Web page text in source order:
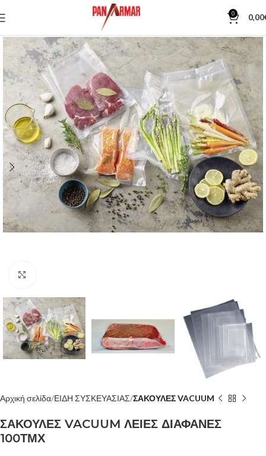
0 0,00
Αρχική σελίδα ΕΙΔΗ ΣΥΣΚΕΥΑΣΙΑΣ ΣΑΚΟΥΛΕΣ VACUUM
ΣΑΚΟΥΛΕΣ VACUUM ΛΕΙΕΣ ΔΙΑΦΑΝΕΣ
100ΤΜΧ